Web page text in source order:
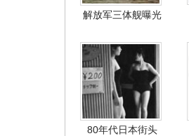
解放军三体舰曝光
80年代日本街头